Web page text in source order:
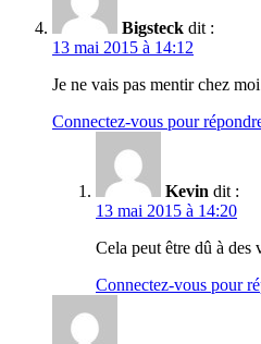
Bigsteck dit :
13 mai 2015 à 14:12
Je ne vais pas mentir chez
Connectez-vous pour
Kevin dit :
13 mai 2015 à 14:20
Cela peut être dû à des
Connectez-vous pour